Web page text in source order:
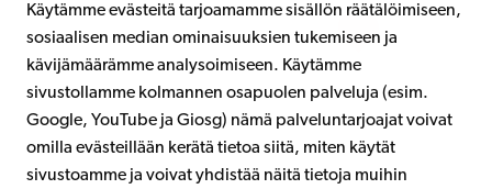
Käytämme evästeitä tarjoamamme sisällön räätälöimiseen,
sosiaalisen median ominaisuuksien tukemiseen ja
kävijämäärämme analysoimiseen. Käytämme
sivustollamme kolmannen osapuolen palveluja (esim.
Google, YouTube ja Giosg) nämä palveluntarjoajat voivat
omilla evästeillään kerätä tietoa siitä, miten käytät
sivustoamme ja voivat yhdistää näitä tietoja muihin
Facebook Instagram YouTube LinkedIn Blog Snapchat